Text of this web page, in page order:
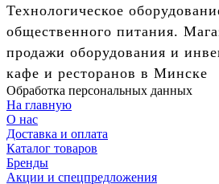
Технологическое
общественного питания.
продажи оборудования и
кафе и ресторанов в Минске
Обработка персональных данных
На главную
О нас
Доставка и оплата
Каталог товаров
Бренды
Акции и спецпредложения